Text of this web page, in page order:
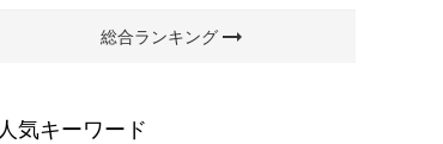
総合ランキングarrow_right_alt
人気キーワード